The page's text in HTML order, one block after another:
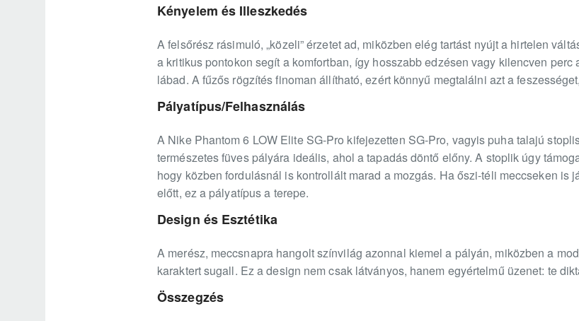
Kényelem és Illeszkedés
A felsőrész rásimuló, „közeli” érzetet ad, miközben elég tartást nyújt a hirtelen
a kritikus pontokon segít a komfortban, így hosszabb edzésen vagy kilencven
lábad. A fűzős rögzítés finoman állítható, ezért könnyű megtalálni azt a
Pályatípus/Felhasználás
A Nike Phantom 6 LOW Elite SG-Pro kifejezetten SG-Pro, vagyis puha talajú
természetes füves pályára ideális, ahol a tapadás döntő előny. A stoplik úgy
hogy közben fordulásnál is kontrollált marad a mozgás. Ha őszi-téli meccseken is
előtt, ez a pályatípus a terepe.
Design és Esztétika
A merész, meccsnapra hangolt színvilág azonnal kiemel a pályán, miközben a
karaktert sugall. Ez a design nem csak látványos, hanem egyértelmű üzenet: te
Összegzés